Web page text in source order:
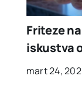
Friteze
iskustva
mart 24,